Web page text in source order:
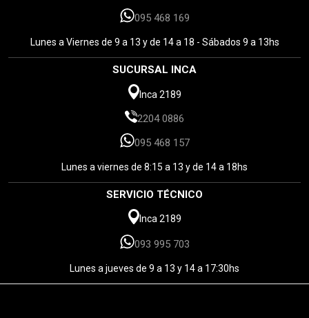
095 468 169
Lunes a Viernes de 9 a 13 y de 14 a 18 - Sábados 9 a 13hs
SUCURSAL INCA
Inca 2189
2204 0886
095 468 157
Lunes a viernes de 8:15 a 13 y de 14 a 18hs
SERVICIO TÉCNICO
Inca 2189
093 995 703
Lunes a jueves de 9 a 13 y 14 a 17:30hs